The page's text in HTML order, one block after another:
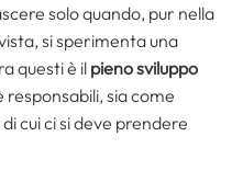
solo quando, pur nella
si sperimenta una
questi è il pieno sviluppo
responsabili, sia come
cui ci si deve prendere